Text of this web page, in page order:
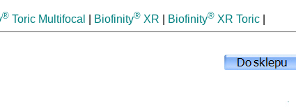
® Toric Multifocal Biofinity® XR Biofinity® XR Toric